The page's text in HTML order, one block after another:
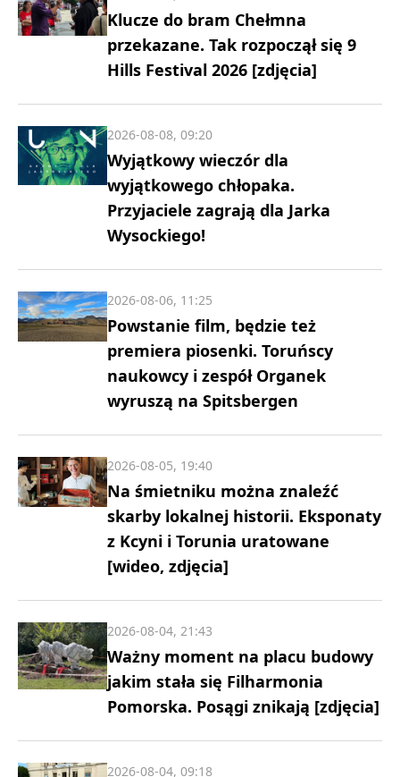
Klucze do bram Chełmna
przekazane. Tak rozpoczął się 9
Hills Festival 2026 [zdjęcia]
Wyjątkowy wieczór dla
wyjątkowego chłopaka.
Przyjaciele zagrają dla Jarka
Wysockiego!
2026-08-08, 09:20
Powstanie film, będzie też
premiera piosenki. Toruńscy
naukowcy i zespół Organek
wyruszą na Spitsbergen
2026-08-06, 11:25
Na śmietniku można znaleźć
skarby lokalnej historii. Eksponaty
z Kcyni i Torunia uratowane
[wideo, zdjęcia]
2026-08-05, 19:40
Ważny moment na placu budowy
jakim stała się Filharmonia
Pomorska. Posągi znikają [zdjęcia]
2026-08-04, 21:43
2026-08-04, 09:18